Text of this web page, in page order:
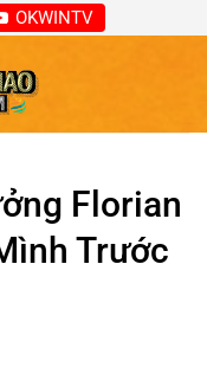
OKWINTV
Florian
Trước